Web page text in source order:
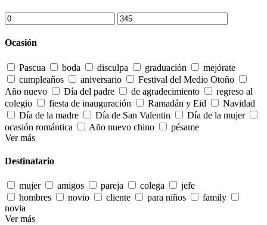
Ocasión
Pascua boda disculpa graduación
mejórate
cumpleaños
aniversario
Festival del Medio Otoño
Año nuevo
Día del padre de agradecimiento
regreso al
colegio
fiesta de inauguración Ramadán y Eid
Navidad
Día de la madre
Día de San Valentin
Día de la mujer
ocasión romántica
Año nuevo chino
pésame
Ver más
Destinatario
mujer amigos pareja colega
jefe
hombres
novio cliente para niños
family
novia
Ver más